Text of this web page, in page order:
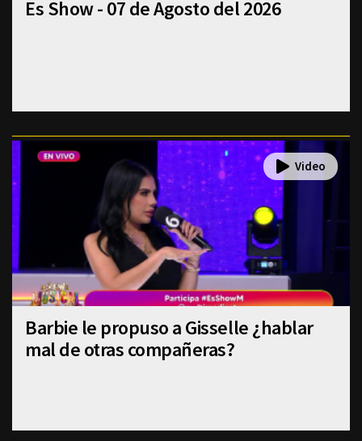
Es Show - 07 de Agosto del 2026
Barbie le propuso a Gisselle ¿hablar
mal de otras compañeras?